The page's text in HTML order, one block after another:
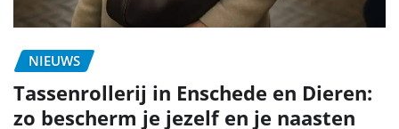
NIEUWS
Tassenrollerij in Enschede en Dieren:
zo bescherm je jezelf en je naasten